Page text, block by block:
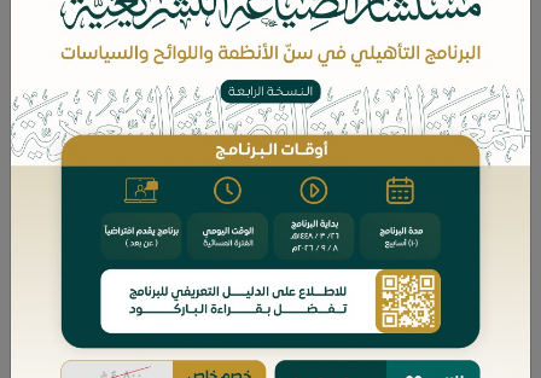
البداية إلى النهاية، مع بيان أحكامها وما
يتصل بها»، وقد تنوعت جهود أصحاب
الفضيلة القضاة في هذا المجال، ما بين
محقق للمسألة من الجهة الفقهية، أو
دالٍّ على مظان المسائل في كتب
الفقهاء.
وللفجوة بين صياغة كتب الفقهاء